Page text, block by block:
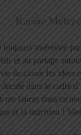
Karine
toujours intéressée
et au partage
de casser les idées
dans le cadre
me lancer dans ce
et la nutrition !